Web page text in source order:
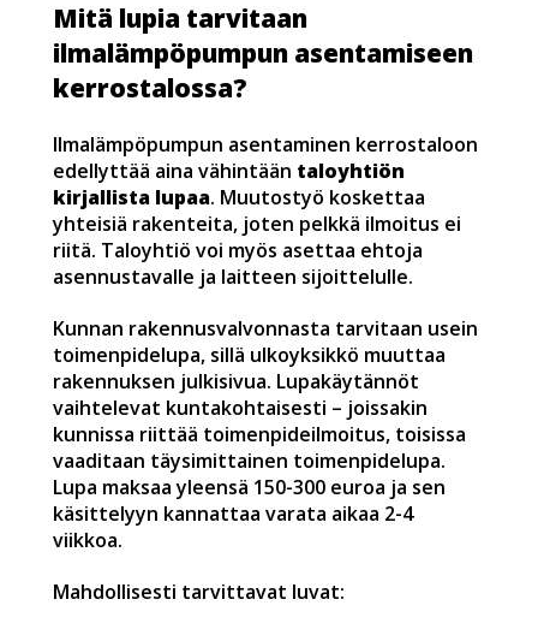
Mitä lupia tarvitaan
ilmalämpöpumpun asentamiseen
kerrostalossa?
Ilmalämpöpumpun asentaminen kerrostaloon
edellyttää aina vähintään taloyhtiön
kirjallista lupaa. Muutostyö koskettaa
yhteisiä rakenteita, joten pelkkä ilmoitus ei
riitä. Taloyhtiö voi myös asettaa ehtoja
asennustavalle ja laitteen sijoittelulle.
Kunnan rakennusvalvonnasta tarvitaan usein
toimenpidelupa, sillä ulkoyksikkö muuttaa
rakennuksen julkisivua. Lupakäytännöt
vaihtelevat kuntakohtaisesti – joissakin
kunnissa riittää toimenpideilmoitus, toisissa
vaaditaan täysimittainen toimenpidelupa.
Lupa maksaa yleensä 150-300 euroa ja sen
käsittelyyn kannattaa varata aikaa 2-4
viikkoa.
Mahdollisesti tarvittavat luvat: